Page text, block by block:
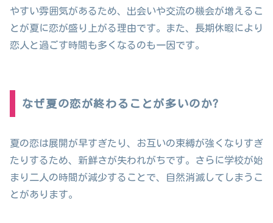
やすい雰囲気があるため、出会いや交流の機会が増えるこ
とが夏に恋が盛り上がる理由です。また、長期休暇により
恋人と過ごす時間も多くなるのも一因です。
なぜ夏の恋が終わることが多いのか?
夏の恋は展開が早すぎたり、お互いの束縛が強くなりすぎ
たりするため、新鮮さが失われがちです。さらに学校が始
まり二人の時間が減少することで、自然消滅してしまうこ
とがあります。